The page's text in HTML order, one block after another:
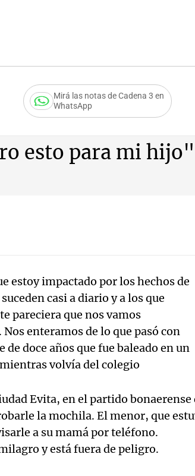
Mirá las notas de Cadena 3 en
WhatsApp
esto para mi hijo"
estoy impactado por los hechos de
casi a diario y a los que
pareciera que nos vamos
enteramos de lo que pasó con
de doce años que fue baleado en un
volvía del colegio
Evita, en el partido bonaerense
la mochila. El menor, que
a su mamá por teléfono.
y está fuera de peligro.
Notas
La Sole en Cadena 3 El huracán de